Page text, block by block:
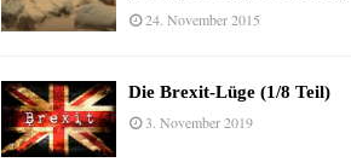
24. November 2015
Die Brexit-Lüge (1/8 Teil)
3. November 2019